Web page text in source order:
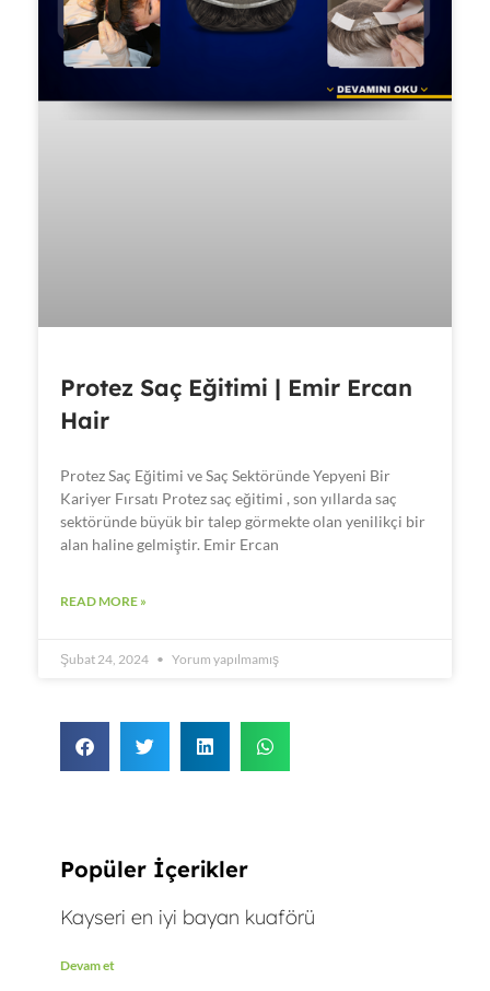
Protez Saç Eğitimi | Emir Ercan
Hair
Protez Saç Eğitimi ve Saç Sektöründe Yepyeni Bir
Kariyer Fırsatı Protez saç eğitimi , son yıllarda saç
sektöründe büyük bir talep görmekte olan yenilikçi bir
alan haline gelmiştir. Emir Ercan
READ MORE »
Şubat 24, 2024 Yorum yapılmamış
Popüler İçerikler
Kayseri en iyi bayan kuaförü
Devam et